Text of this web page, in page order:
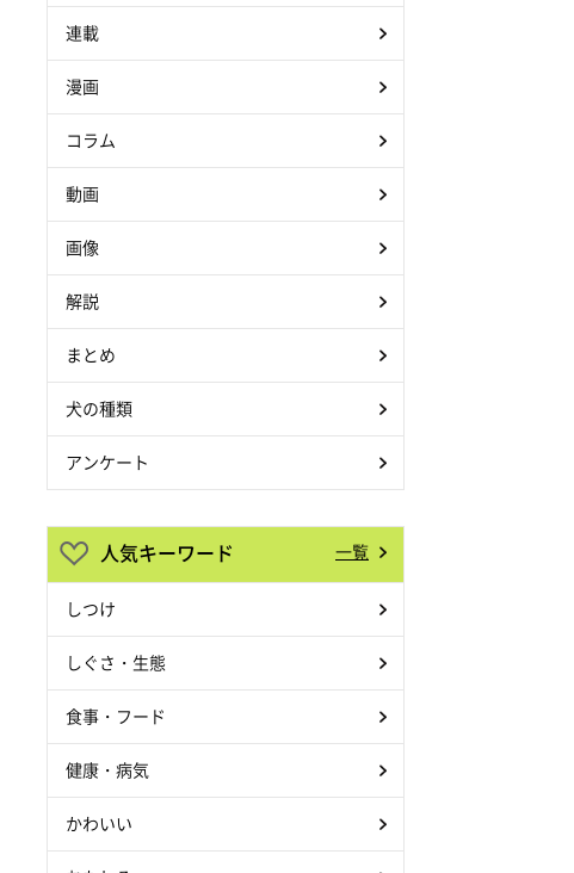
連載
漫画
コラム
動画
画像
解説
まとめ
犬の種類
アンケート
人気キーワード 一覧
しつけ
しぐさ・生態
食事・フード
健康・病気
かわいい